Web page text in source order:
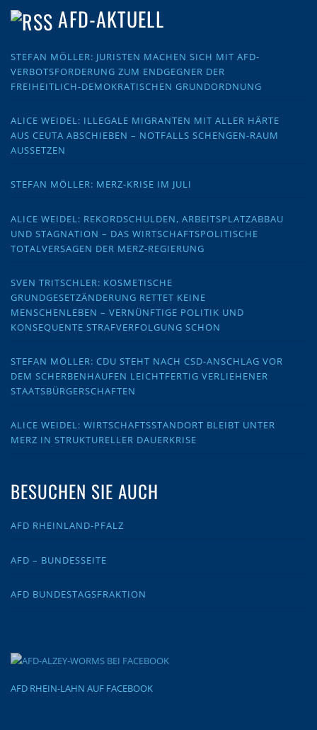
AFD-AKTUELL
STEFAN MÖLLER: JURISTEN MACHEN SICH MIT AFD-
VERBOTSFORDERUNG ZUM ENDGEGNER DER
FREIHEITLICH-DEMOKRATISCHEN GRUNDORDNUNG
ALICE WEIDEL: ILLEGALE MIGRANTEN MIT ALLER HÄRTE
AUS CEUTA ABSCHIEBEN – NOTFALLS SCHENGEN-RAUM
AUSSETZEN
STEFAN MÖLLER: MERZ-KRISE IM JULI
ALICE WEIDEL: REKORDSCHULDEN, ARBEITSPLATZABBAU
UND STAGNATION – DAS WIRTSCHAFTSPOLITISCHE
TOTALVERSAGEN DER MERZ-REGIERUNG
SVEN TRITSCHLER: KOSMETISCHE
GRUNDGESETZÄNDERUNG RETTET KEINE
MENSCHENLEBEN – VERNÜNFTIGE POLITIK UND
KONSEQUENTE STRAFVERFOLGUNG SCHON
STEFAN MÖLLER: CDU STEHT NACH CSD-ANSCHLAG VOR
DEM SCHERBENHAUFEN LEICHTFERTIG VERLIEHENER
STAATSBÜRGERSCHAFTEN
ALICE WEIDEL: WIRTSCHAFTSSTANDORT BLEIBT UNTER
MERZ IN STRUKTURELLER DAUERKRISE
BESUCHEN SIE AUCH
AFD RHEINLAND-PFALZ
AFD – BUNDESSEITE
AFD BUNDESTAGSFRAKTION
AFD RHEIN-LAHN AUF FACEBOOK